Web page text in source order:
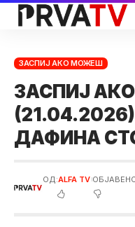
ЗАСПИЈ АКО МОЖЕШ
ЗАСПИЈ
ДАФИНА
ОД:ALFA TV